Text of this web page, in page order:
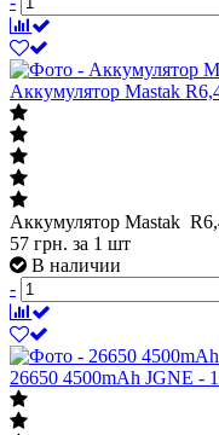
Аккумулятор Mastak
Аккумулятор Mastak
57 грн. за 1 шт
В наличии
-
26650 4500mAh JGNE -